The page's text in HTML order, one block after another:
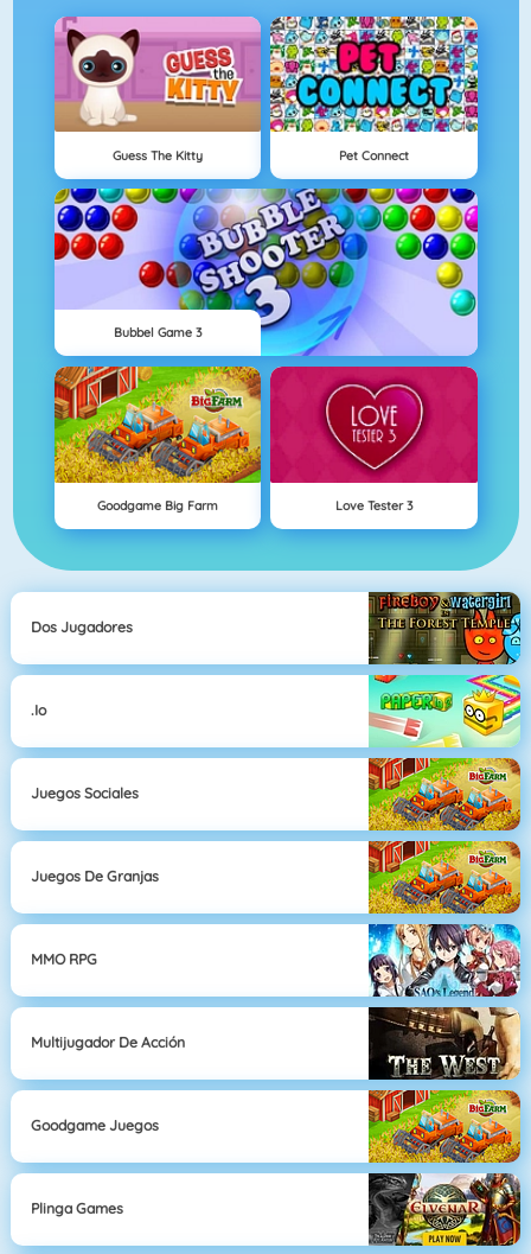
Guess The Kitty Pet Connect
Bubbel Game 3
Goodgame Big Farm Love Tester 3
Dos Jugadores
.io
Juegos Sociales
Juegos De Granjas
MMO RPG
Multijugador De Acción
Goodgame Juegos
Plinga Games